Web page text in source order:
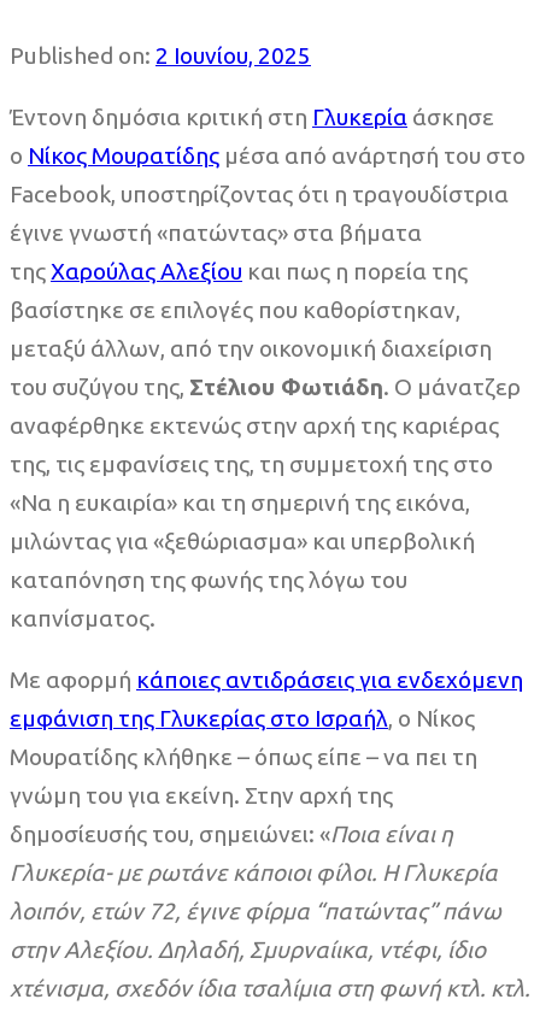
Published on: 2 Ιουνίου, 2025
Έντονη δημόσια κριτική στη Γλυκερία άσκησε
ο Νίκος Μουρατίδης μέσα από ανάρτησή του στο
Facebook, υποστηρίζοντας ότι η τραγουδίστρια
έγινε γνωστή «πατώντας» στα βήματα
τηςΧαρούλας Αλεξίου και πως η πορεία της
βασίστηκε σε επιλογές που καθορίστηκαν,
μεταξύ άλλων, από την οικονομική διαχείριση
του συζύγου της, Στέλιου Φωτιάδη. Ο μάνατζερ
αναφέρθηκε εκτενώς στην αρχή της καριέρας
της, τις εμφανίσεις της, τη συμμετοχή της στο
«Να η ευκαιρία» και τη σημερινή της εικόνα,
μιλώντας για «ξεθώριασμα» και υπερβολική
καταπόνηση της φωνής της λόγω του
καπνίσματος.
Με αφορμή κάποιες αντιδράσεις για ενδεχόμενη
εμφάνιση της Γλυκερίας στο Ισραήλ, ο Νίκος
Μουρατίδης κλήθηκε – όπως είπε – να πει τη
γνώμη του για εκείνη. Στην αρχή της
δημοσίευσής του, σημειώνει: «Ποια είναι η
Γλυκερία- με ρωτάνε κάποιοι φίλοι. Η Γλυκερία
λοιπόν, ετών 72, έγινε φίρμα “πατώντας” πάνω
στην Αλεξίου. Δηλαδή, Σμυρναίικα, ντέφι, ίδιο
χτένισμα, σχεδόν ίδια τσαλίμια στη φωνή κτλ. κτλ.